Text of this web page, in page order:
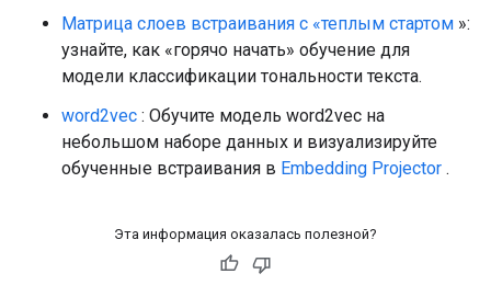
Матрица слоев встраивания с «теплым стартом »:
узнайте, как «горячо начать» обучение для
модели классификации тональности текста.
word2vec : Обучите модель word2vec на
небольшом наборе данных и визуализируйте
обученные встраивания в Embedding Projector .
Эта информация оказалась полезной?